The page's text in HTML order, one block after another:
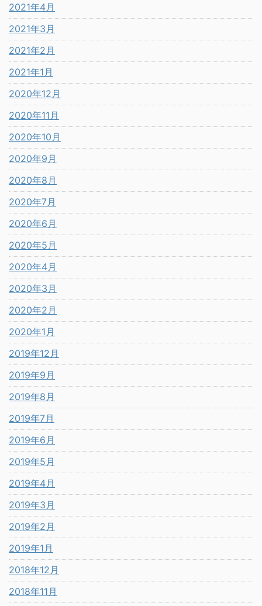
2021年4月
2021年3月
2021年2月
2021年1月
2020年12月
2020年11月
2020年10月
2020年9月
2020年8月
2020年7月
2020年6月
2020年5月
2020年4月
2020年3月
2020年2月
2020年1月
2019年12月
2019年9月
2019年8月
2019年7月
2019年6月
2019年5月
2019年4月
2019年3月
2019年2月
2019年1月
2018年12月
2018年11月